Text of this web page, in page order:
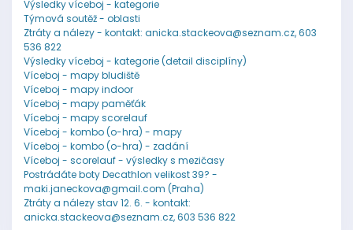
Výsledky víceboj - kategorie
Týmová soutěž - oblasti
Ztráty a nálezy - kontakt: anicka.stackeova@seznam.cz, 603
536 822
Výsledky víceboj - kategorie (detail disciplíny)
Víceboj - mapy bludiště
Víceboj - mapy indoor
Víceboj - mapy paměťák
Víceboj - mapy scorelauf
Víceboj - kombo (o-hra) - mapy
Víceboj - kombo (o-hra) - zadání
Víceboj - scorelauf - výsledky s mezičasy
Postrádáte boty Decathlon velikost 39? -
maki.janeckova@gmail.com (Praha)
Ztráty a nálezy stav 12. 6. - kontakt:
anicka.stackeova@seznam.cz, 603 536 822